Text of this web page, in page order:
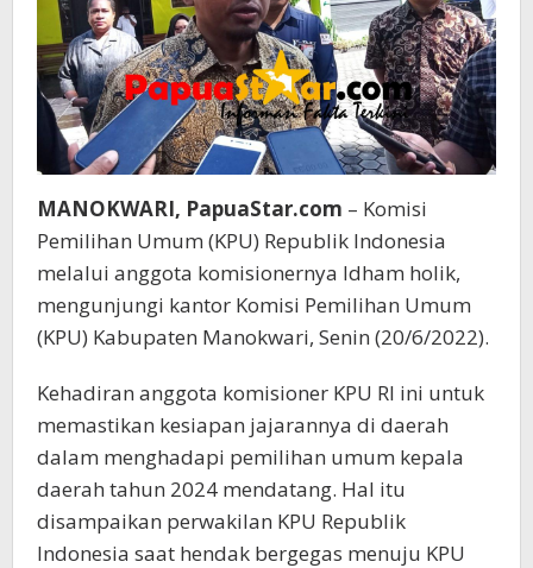
MANOKWARI, PapuaStar.com – Komisi
Pemilihan Umum (KPU) Republik Indonesia
melalui anggota komisionernya Idham holik,
mengunjungi kantor Komisi Pemilihan Umum
(KPU) Kabupaten Manokwari, Senin (20/6/2022).
Kehadiran anggota komisioner KPU RI ini untuk
memastikan kesiapan jajarannya di daerah
dalam menghadapi pemilihan umum kepala
daerah tahun 2024 mendatang. Hal itu
disampaikan perwakilan KPU Republik
Indonesia saat hendak bergegas menuju KPU